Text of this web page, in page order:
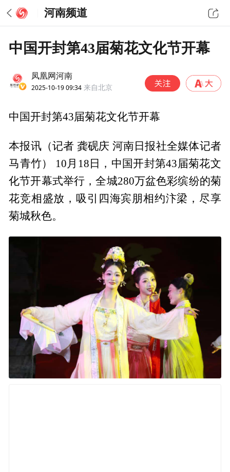
河南频道
中国开封第43届菊花文化节开幕
凤凰网河南
2025-10-19 09:34 来自北京
中国开封第43届菊花文化节开幕
本报讯（记者 龚砚庆 河南日报社全媒体记者
马青竹） 10月18日，中国开封第43届菊花文
化节开幕式举行，全城280万盆色彩缤纷的菊
花竞相盛放，吸引四海宾朋相约汴梁，尽享
菊城秋色。